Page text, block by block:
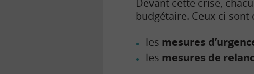
Devant cette crise,
budgétaire. Ceux-ci
les mesures
les mesures de